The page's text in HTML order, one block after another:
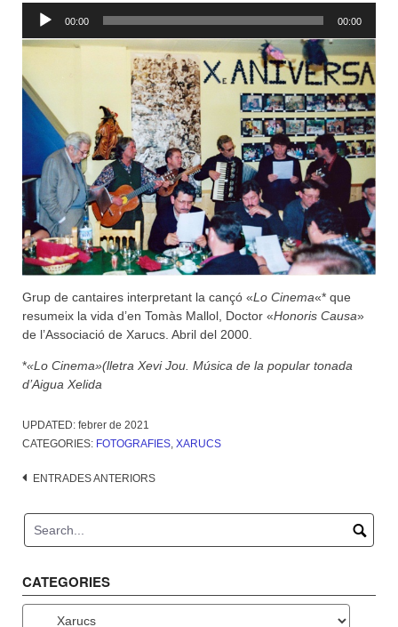
Reproductor
d'àudio
00:00 00:00
Grup de cantaires interpretant la cançó «Lo Cinema«* que
resumeix la vida d’en Tomàs Mallol, Doctor «Honoris Causa»
de l’Associació de Xarucs. Abril del 2000.
*«Lo Cinema»(lletra Xevi Jou. Música de la popular tonada
d’Aigua Xelida
UPDATED: febrer de 2021
CATEGORIES: FOTOGRAFIES, XARUCS
Navegació
ENTRADES ANTERIORS
CATEGORIES